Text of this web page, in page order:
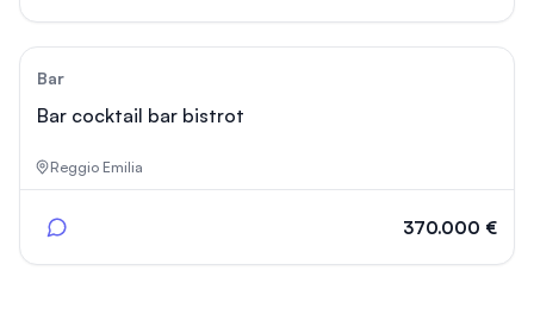
Bar
Bar cocktail bar bistrot
Reggio Emilia
370.000 €